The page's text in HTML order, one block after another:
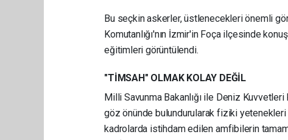
Bu seçkin askerler, üstlenecekleri önemli
Komutanlığı'nın İzmir'in Foça ilçesinde
eğitimleri görüntülendi.
"TİMSAH" OLMAK KOLAY DEĞİL
Milli Savunma Bakanlığı ile Deniz Kuvvetleri
göz önünde bulundurularak fiziki
kadrolarda istihdam edilen amfibilerin